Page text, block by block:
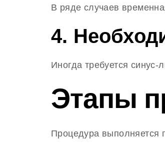
В ряде случаев
4.
Иногда требуется синус-
Этапы
Процедура выполняется